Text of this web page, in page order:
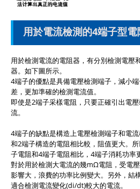
用於電流檢測的4端子型電
用於檢測電流的電阻器，有分別檢測電壓
器。如下圖所示。
4端子的優點是具備電壓檢測端子，減小
差，更加準確的檢測電流值。
即使是2端子采樣電阻，只要正確引出電
流。
4端子的缺點是構造上電壓檢測端子和電
和2端子構造的電阻相比較，阻值更大。
子電阻和4端子電阻相比，4端子消耗功率
對於用於檢測大電流的幾mΩ電阻，受電
影響大，浪費的功率比例變大。另外，結
適合檢測電流變化(di/dt)較大的電流。